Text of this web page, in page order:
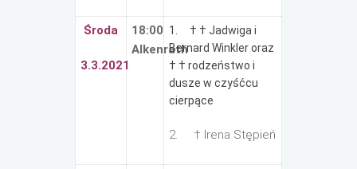
Środa
3.3.2021
18:00
Alkenrath
1. † † Jadwiga i
Bernard Winkler oraz
† † rodzeństwo i
dusze w czyśćcu
cierpące
2. † Irena Stępień